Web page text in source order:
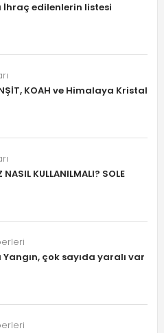
İhraç edilenlerin listesi
KOAH ve Himalaya Kristal
NASIL KULLANILMALI? SOLE
çok sayıda yaralı var